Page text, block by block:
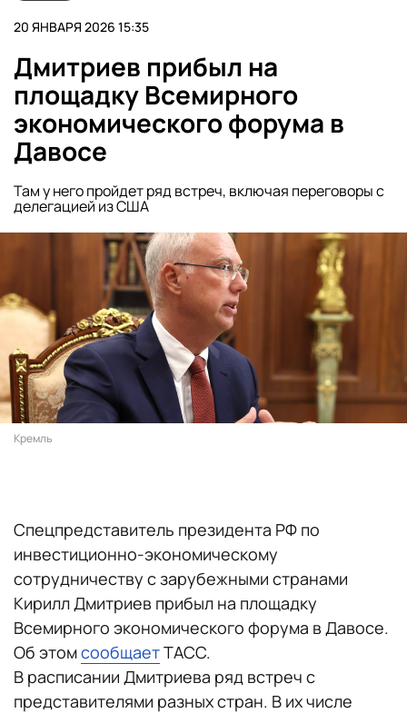
20 ЯНВАРЯ 2026 15:35
Дмитриев прибыл на
площадку Всемирного
экономического форума в
Давосе
Там у него пройдет ряд встреч, включая переговоры с
делегацией из США
Кремль
Спецпредставитель президента РФ по
инвестиционно-экономическому
сотрудничеству с зарубежными странами
Кирилл Дмитриев прибыл на площадку
Всемирного экономического форума в Давосе.
Об этомсообщаетТАСС.
В расписании Дмитриева ряд встреч с
представителями разных стран. В их числе